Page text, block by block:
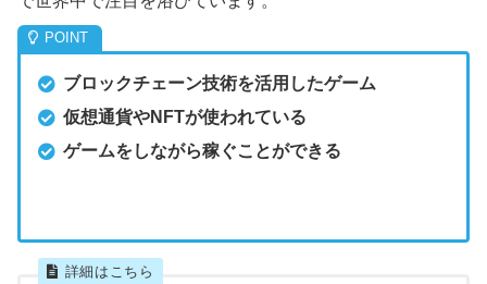
ブロックチェーン技術を活用したゲーム
仮想通貨やNFTが使われている
ゲームをしながら稼ぐことができる